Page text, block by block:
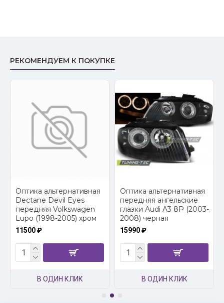
РЕКОМЕНДУЕМ К ПОКУПКЕ
Оптика альтернативная
Dectane Devil Eyes
передняя Volkswagen
Lupo (1998-2005) хром
11500 ₽
В ОДИН КЛИК
Оптика альтернативная
передняя ангельские
глазки Audi A3 8P (2003-
2008) черная
15990 ₽
В ОДИН КЛИК